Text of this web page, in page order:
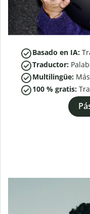
Basado en IA:
Traductor:
Multilingüe:
100 % gratis: